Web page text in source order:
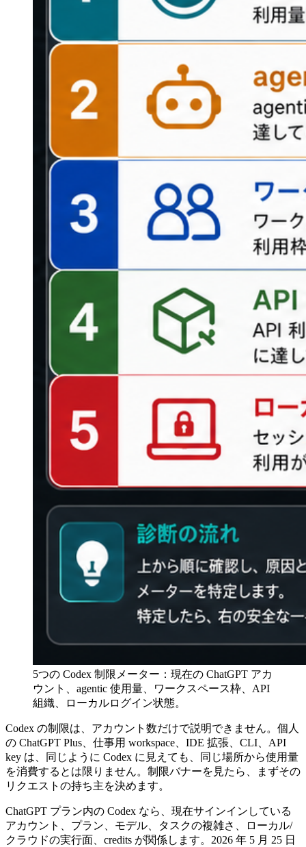
5つの Codex 制限メーター：現在の ChatGPT アカ
ウント、agentic 使用量、ワークスペース枠、API
組織、ローカルログイン状態。
Codex の制限は、アカウント数だけで説明できません。個人
の ChatGPT Plus、仕事用 workspace、IDE 拡張、CLI、API
key は、同じように Codex に見えても、同じ場所から使用量
を消費するとは限りません。制限バナーを見たら、まずその
リクエストの持ち主を決めます。
ChatGPT プラン内の Codex なら、現在サインインしている
アカウント、プラン、モデル、タスクの複雑さ、ローカル/
クラウドの実行面、credits が関係します。2026 年 5 月 25 日